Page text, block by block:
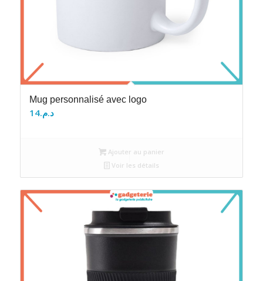
Mug personnalisé avec logo
د.م.14
Ajouter au panier
Voir les détails